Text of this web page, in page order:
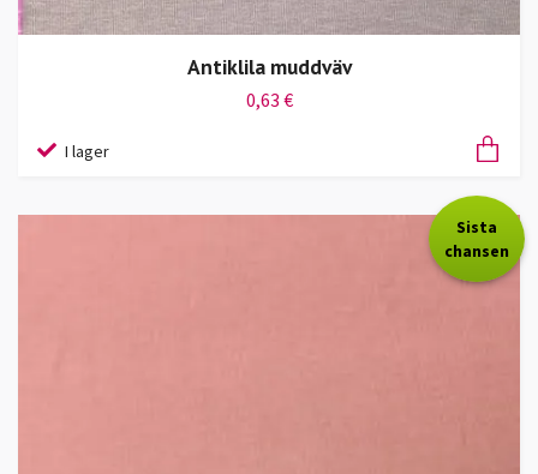
Antiklila muddväv
0,63 €
I lager
Sista
chansen